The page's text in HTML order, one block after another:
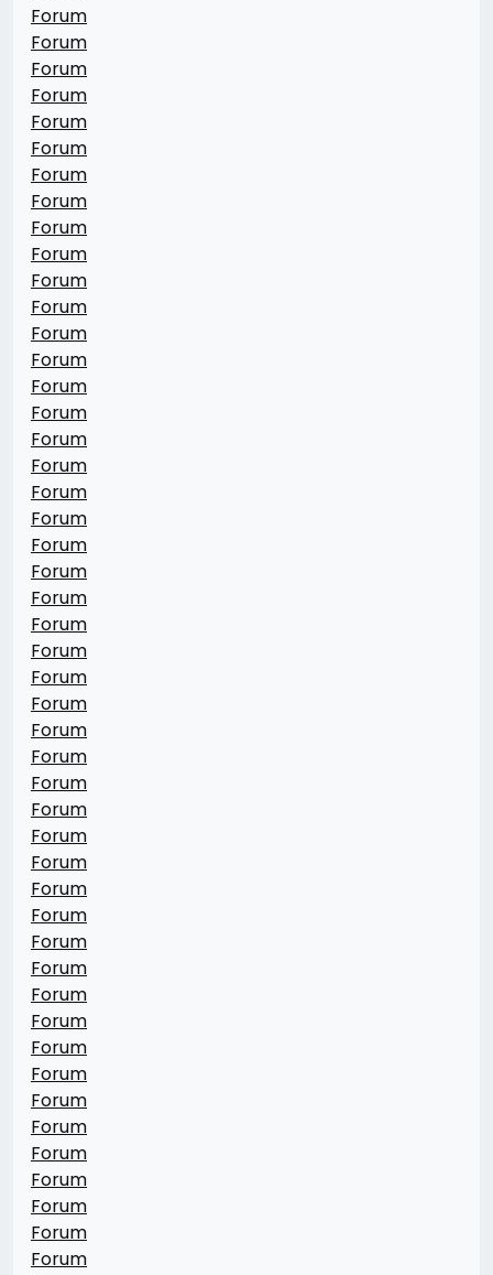
Forum
Forum
Forum
Forum
Forum
Forum
Forum
Forum
Forum
Forum
Forum
Forum
Forum
Forum
Forum
Forum
Forum
Forum
Forum
Forum
Forum
Forum
Forum
Forum
Forum
Forum
Forum
Forum
Forum
Forum
Forum
Forum
Forum
Forum
Forum
Forum
Forum
Forum
Forum
Forum
Forum
Forum
Forum
Forum
Forum
Forum
Forum
Forum